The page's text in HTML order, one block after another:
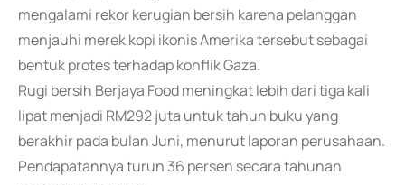
mengalami rekor kerugian bersih karena pelanggan
menjauhi merek kopi ikonis Amerika tersebut sebagai
bentuk protes terhadap konflik Gaza.
Rugi bersih Berjaya Food meningkat lebih dari tiga kali
lipat menjadi RM292 juta untuk tahun buku yang
berakhir pada bulan Juni, menurut laporan perusahaan.
Pendapatannya turun 36 persen secara tahunan